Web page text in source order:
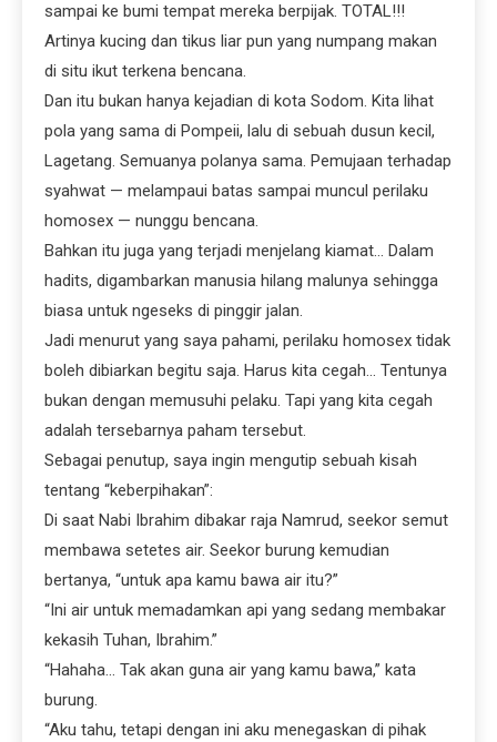
sampai ke bumi tempat mereka berpijak. TOTAL!!!
Artinya kucing dan tikus liar pun yang numpang makan
di situ ikut terkena bencana.
Dan itu bukan hanya kejadian di kota Sodom. Kita lihat
pola yang sama di Pompeii, lalu di sebuah dusun kecil,
Lagetang. Semuanya polanya sama. Pemujaan terhadap
syahwat — melampaui batas sampai muncul perilaku
homosex — nunggu bencana.
Bahkan itu juga yang terjadi menjelang kiamat… Dalam
hadits, digambarkan manusia hilang malunya sehingga
biasa untuk ngeseks di pinggir jalan.
Jadi menurut yang saya pahami, perilaku homosex tidak
boleh dibiarkan begitu saja. Harus kita cegah… Tentunya
bukan dengan memusuhi pelaku. Tapi yang kita cegah
adalah tersebarnya paham tersebut.
Sebagai penutup, saya ingin mengutip sebuah kisah
tentang “keberpihakan”:
Di saat Nabi Ibrahim dibakar raja Namrud, seekor semut
membawa setetes air. Seekor burung kemudian
bertanya, “untuk apa kamu bawa air itu?”
“Ini air untuk memadamkan api yang sedang membakar
kekasih Tuhan, Ibrahim.”
“Hahaha… Tak akan guna air yang kamu bawa,” kata
burung.
“Aku tahu, tetapi dengan ini aku menegaskan di pihak